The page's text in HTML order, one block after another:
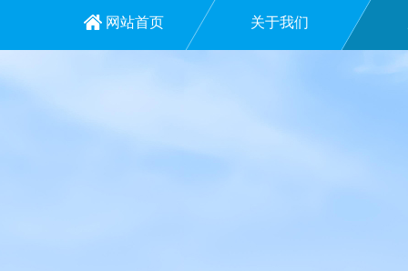
网站首页 关于我们